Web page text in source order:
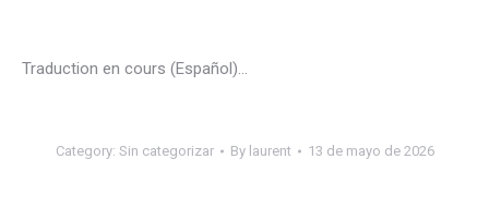
Traduction en cours (Español)…
Category: Sin categorizar By laurent 13 de mayo de 2026